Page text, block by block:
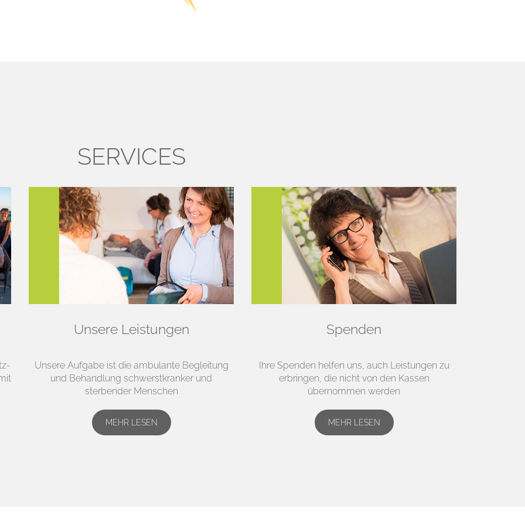
SERVICES
Unsere Leistungen
Unsere Aufgabe ist die ambulante Begleitung
und Behandlung schwerstkranker und
sterbender Menschen
MEHR LESEN
Spenden
Ihre Spenden helfen uns, auch Leistungen zu
erbringen, die nicht von den Kassen
übernommen werden
MEHR LESEN